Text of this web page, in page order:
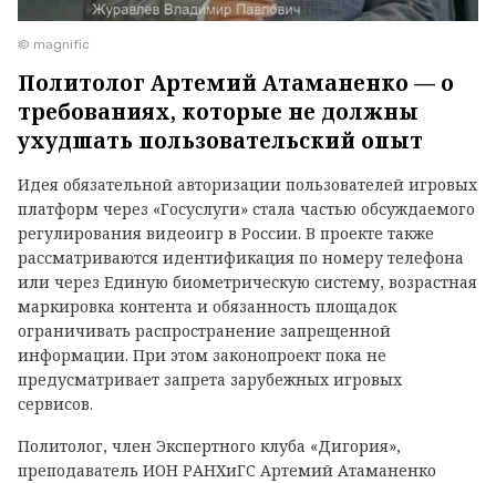
© magnific
Политолог Артемий Атаманенко — о
требованиях, которые не должны
ухудшать пользовательский опыт
Идея обязательной авторизации пользователей игровых
платформ через «Госуслуги» стала частью обсуждаемого
регулирования видеоигр в России. В проекте также
рассматриваются идентификация по номеру телефона
или через Единую биометрическую систему, возрастная
маркировка контента и обязанность площадок
ограничивать распространение запрещенной
информации. При этом законопроект пока не
предусматривает запрета зарубежных игровых
сервисов.
Политолог, член Экспертного клуба «Дигория»,
преподаватель ИОН РАНХиГС Артемий Атаманенко